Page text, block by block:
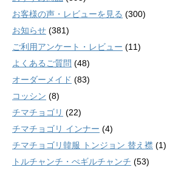
お客様の声・レビューを見る (300)
お知らせ (381)
ご利用アンケート・レビュー (11)
よくあるご質問 (48)
オーダーメイド (83)
コッシン (8)
チマチョゴリ (22)
チマチョゴリ インナー (4)
チマチョゴリ韓服 トンジョン 替え襟 (1)
トルチャンチ・ぺギルチャンチ (53)